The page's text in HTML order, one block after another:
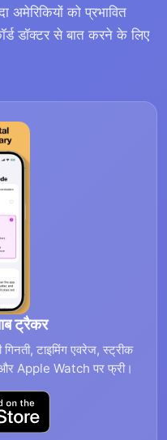
अमेरिकियों को प्रभावित
डॉक्टर से बात करने के लिए
ट्रैकर
टाइमिंग एवरेज, स्ट्रीक
और Apple Watch पर फ्री।